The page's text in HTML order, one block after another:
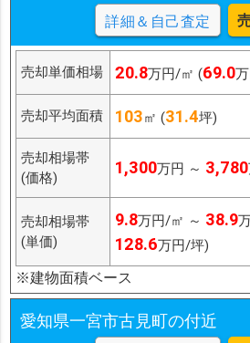
詳細＆自己査定
売却単価相場 20.8万円/㎡ (69.0
売却平均面積 103㎡ (31.4坪)
売却相場帯
(価格)
1,300万円 ～ 3,780
売却相場帯
(単価)
9.8万円/㎡ ～ 38.9
128.6万円/坪)
※建物面積ベース
愛知県一宮市古見町の付近